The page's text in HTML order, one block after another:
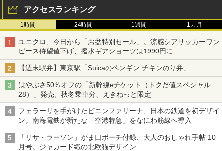
アクセスランキング
1時間 24時間 1週間 1カ月
ユニクロ、今日から「お盆特別セール」。涼感シアサッカーワン
ピース待望値下げ、撥水ギアショーツは1990円に
【週末駅弁】東京駅「Suicaのペンギン チキンのり弁」
はやぶさ50％オフの「新幹線eチケット（トクだ値スペシャル
28）」発売。秋冬乗車分、えきねっと限定
フェラーリを手がけたピニンファリーナ、日本の鉄道を初デザイ
ン。南海電鉄が新たな「空港特急」をなにわ筋線へ導入
「リサ・ラーソン」がま口ポーチ付録、大人のおしゃれ手帖 10
月号。ジャカード織の北欧猫デザイン